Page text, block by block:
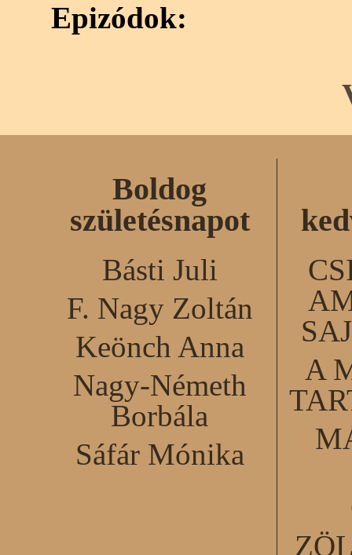
Epizódok:
Boldog
születésnapot
Básti Juli
F. Nagy Zoltán
Keönch Anna
Nagy-Németh
Borbála
Sáfár Mónika
A